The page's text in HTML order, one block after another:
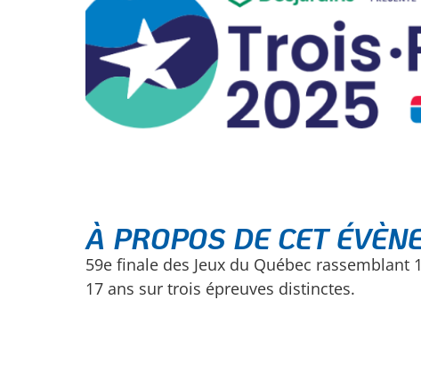
À PROPOS DE CET
59e finale des Jeux du Québec rassemblant
17 ans sur trois épreuves distinctes.